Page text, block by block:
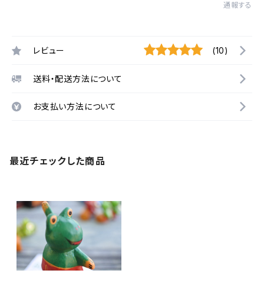
通報する
レビュー (10)
送料・配送方法について
お支払い方法について
最近チェックした商品